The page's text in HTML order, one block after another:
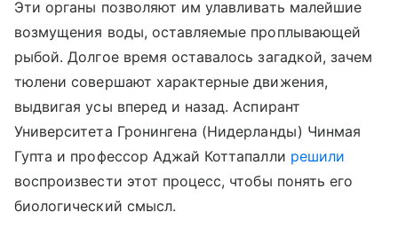
Эти органы позволяют им улавливать малейшие
возмущения воды, оставляемые проплывающей
рыбой. Долгое время оставалось загадкой, зачем
тюлени совершают характерные движения,
выдвигая усы вперед и назад. Аспирант
Университета Гронингена (Нидерланды) Чинмая
Гупта и профессор Аджай Коттапалли решили
воспроизвести этот процесс, чтобы понять его
биологический смысл.